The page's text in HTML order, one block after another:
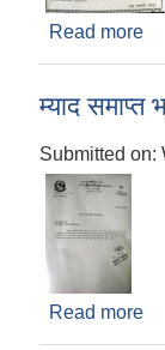
Read more
म्याद समाप्त
Submitted on:
Read more